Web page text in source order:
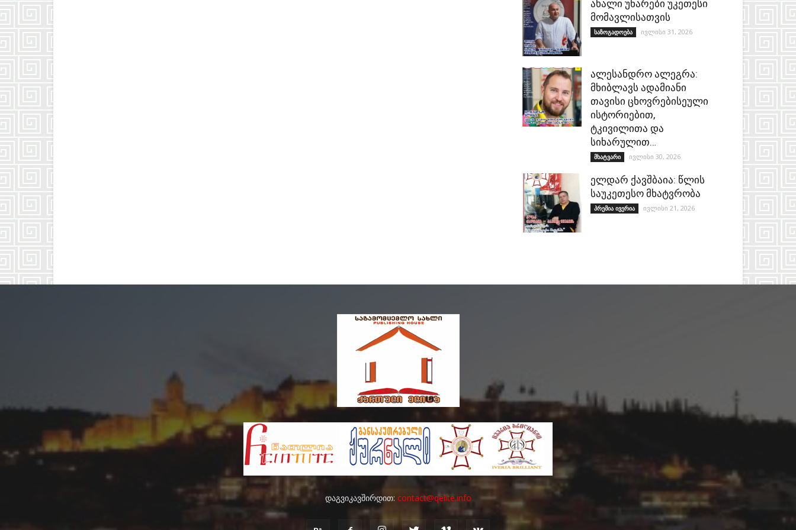
ახალი უნარები უკეთესი
მომავლისათვის
საზოგადოება ივლისი 31, 2026
ალესანდრო ალეგრა:
მხიბლავს ადამიანი
თავისი ცხოვრებისეული
ისტორიებით,
ტკივილითა და
სიხარულით…
მხატვარი ივლისი 30, 2026
ელდარ ქავშბაია: წლის
საუკეთესო მხატვრობა
პრემია ივერია ივლისი 21, 2026
დაგვიკავშირდით: contact@qelite.info